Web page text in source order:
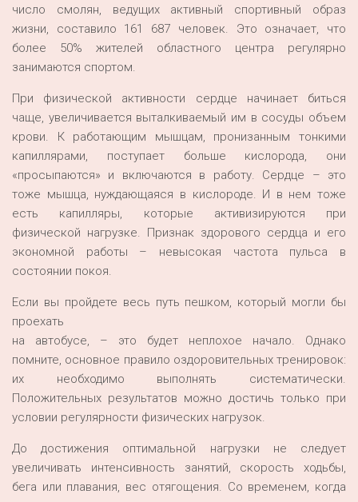
число смолян, ведущих активный спортивный образ
жизни, составило 161 687 человек. Это означает, что
более 50% жителей областного центра регулярно
занимаются спортом.
При физической активности сердце начинает биться
чаще, увеличивается выталкиваемый им в сосуды объем
крови. К работающим мышцам, пронизанным тонкими
капиллярами, поступает больше кислорода, они
«просыпаются» и включаются в работу. Сердце – это
тоже мышца, нуждающаяся в кислороде. И в нем тоже
есть капилляры, которые активизируются при
физической нагрузке. Признак здорового сердца и его
экономной работы – невысокая частота пульса в
состоянии покоя.
Если вы пройдете весь путь пешком, который могли бы
проехать
на автобусе, – это будет неплохое начало. Однако
помните, основное правило оздоровительных тренировок:
их необходимо выполнять систематически.
Положительных результатов можно достичь только при
условии регулярности физических нагрузок.
До достижения оптимальной нагрузки не следует
увеличивать интенсивность занятий, скорость ходьбы,
бега или плавания, вес отягощения. Со временем, когда